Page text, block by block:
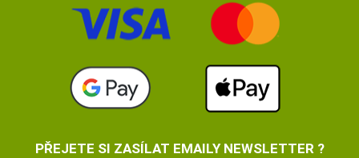
PŘEJETE SI ZASÍLAT EMAILY NEWSLETTER ?